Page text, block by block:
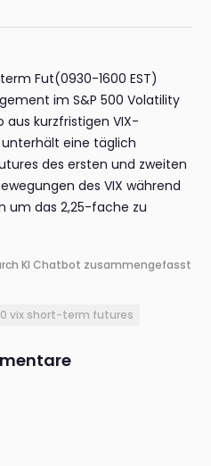
Fut(0930-1600 EST)
im S&P 500 Volatility
aus kurzfristigen VIX-
eine täglich
des ersten und zweiten
des VIX während
um das 2,25-fache zu
KI Chatbot zusammengefasst
vix short-term futures